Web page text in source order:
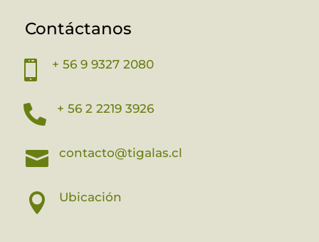
Contáctanos
 + 56 9 9327 2080
 + 56 2 2219 3926
 contacto@tigalas.cl
 Ubicación